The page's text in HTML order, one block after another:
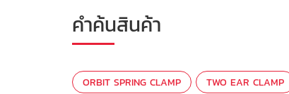
คำค้นสินค้า
ORBIT SPRING CLAMP TWO EAR CLAMP